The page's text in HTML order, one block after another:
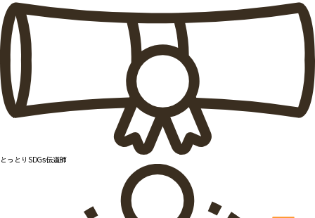
とっとりSDGs伝道師